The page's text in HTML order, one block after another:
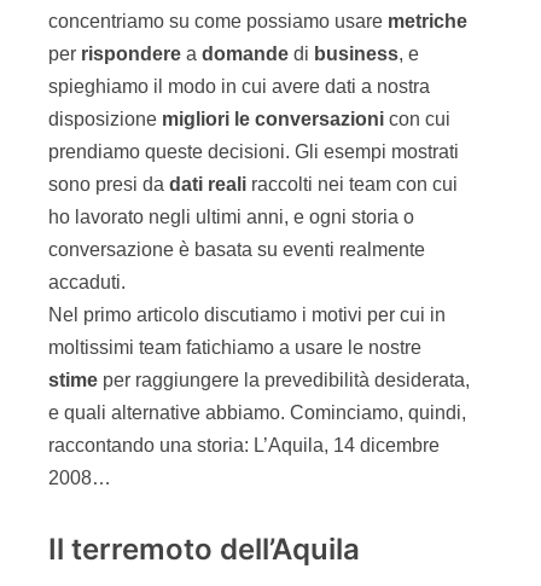
concentriamo su come possiamo usare metriche
per rispondere a domande di business, e
spieghiamo il modo in cui avere dati a nostra
disposizione migliori le conversazioni con cui
prendiamo queste decisioni. Gli esempi mostrati
sono presi da dati reali raccolti nei team con cui
ho lavorato negli ultimi anni, e ogni storia o
conversazione è basata su eventi realmente
accaduti.
Nel primo articolo discutiamo i motivi per cui in
moltissimi team fatichiamo a usare le nostre
stime per raggiungere la prevedibilità desiderata,
e quali alternative abbiamo. Cominciamo, quindi,
raccontando una storia: L’Aquila, 14 dicembre
2008…
Il terremoto dell’Aquila